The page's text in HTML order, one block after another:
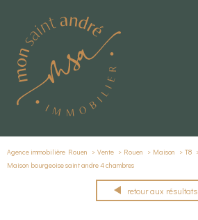
Agence immobilière Rouen Vente Rouen Maison
T8
Maison bourgeoise saint andre 4 chambres
retour aux résultats